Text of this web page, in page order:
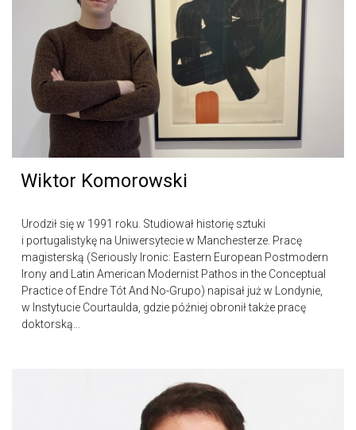
Wiktor Komorowski
Urodził się w 1991 roku. Studiował historię sztuki
i portugalistykę na Uniwersytecie w Manchesterze. Pracę
magisterską (Seriously Ironic: Eastern European Postmodern
Irony and Latin American Modernist Pathos in the Conceptual
Practice of Endre Tót And No-Grupo) napisał już w Londynie,
w Instytucie Courtaulda, gdzie później obronił także pracę
doktorską...